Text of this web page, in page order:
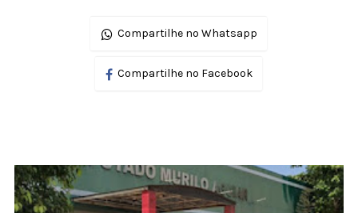
Compartilhe no Whatsapp
Compartilhe no Facebook